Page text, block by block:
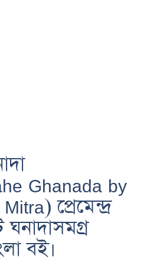
Ghanada by
প্রেমেন্দ্র
ঘনাদাসমগ্র
বই।